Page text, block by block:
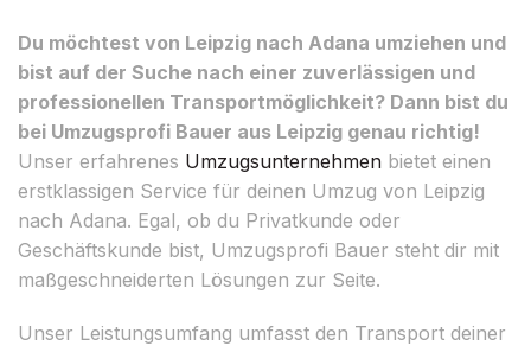
Du möchtest von Leipzig nach Adana umziehen und
bist auf der Suche nach einer zuverlässigen und
professionellen Transportmöglichkeit? Dann bist du
bei Umzugsprofi Bauer aus Leipzig genau richtig!
Unser erfahrenes Umzugsunternehmen bietet einen
erstklassigen Service für deinen Umzug von Leipzig
nach Adana. Egal, ob du Privatkunde oder
Geschäftskunde bist, Umzugsprofi Bauer steht dir mit
maßgeschneiderten Lösungen zur Seite.
Unser Leistungsumfang umfasst den Transport deiner